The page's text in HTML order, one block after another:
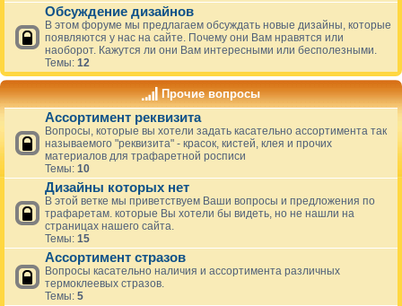
Обсуждение дизайнов
В этом форуме мы предлагаем обсуждать новые дизайны, которые
появляются у нас на сайте. Почему они Вам нравятся или
наоборот. Кажутся ли они Вам интересными или бесполезными.
Темы: 12
Прочие вопросы
Ассортимент реквизита
Вопросы, которые вы хотели задать касательно ассортимента так
называемого "реквизита" - красок, кистей, клея и прочих
материалов для трафаретной росписи
Темы: 10
Дизайны которых нет
В этой ветке мы приветствуем Ваши вопросы и предложения по
трафаретам. которые Вы хотели бы видеть, но не нашли на
страницах нашего сайта.
Темы: 15
Ассортимент стразов
Вопросы касательно наличия и ассортимента различных
термоклеевых стразов.
Темы: 5